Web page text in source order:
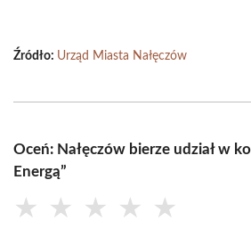
Źródło: Urząd Miasta Nałęczów
Oceń: Nałęczów bierze udział w
Energą”
★ ★ ★ ★ ★